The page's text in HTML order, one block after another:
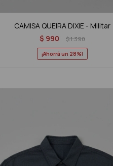
CAMISA QUEIRA DIXIE - Militar
$ 990 $1.390
28